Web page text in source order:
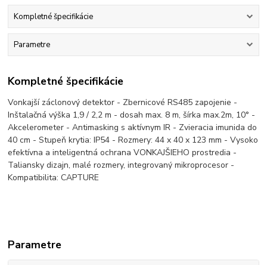
Kompletné špecifikácie
Parametre
Kompletné špecifikácie
Vonkajší záclonový detektor - Zbernicové RS485 zapojenie -
Inštalačná výška 1,9 / 2,2 m - dosah max. 8 m, šírka max.2m, 10° -
Akcelerometer - Antimasking s aktívnym IR - Zvieracia imunida do
40 cm - Stupeň krytia: IP54 - Rozmery: 44 x 40 x 123 mm - Vysoko
efektívna a inteligentná ochrana VONKAJŠIEHO prostredia -
Taliansky dizajn, malé rozmery, integrovaný mikroprocesor -
Kompatibilita: CAPTURE
Parametre